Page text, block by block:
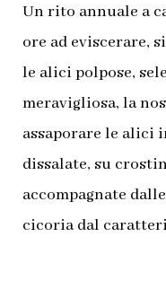
Un rito annuale a
ore ad eviscerare,
le alici polpose,
meravigliosa, la
assaporare le alici
dissalate, su
accompagnate dalle
cicoria dal